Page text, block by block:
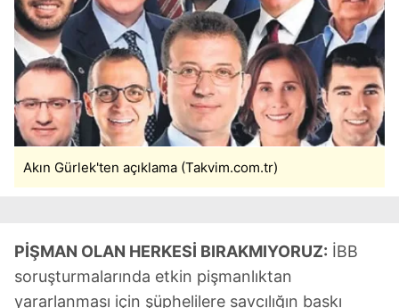
Akın Gürlek'ten açıklama (Takvim.com.tr)
PİŞMAN OLAN HERKESİ BIRAKMIYORUZ: İBB
soruşturmalarında etkin pişmanlıktan
yararlanması için şüphelilere savcılığın baskı